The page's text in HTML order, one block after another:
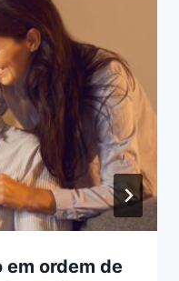
em ordem de